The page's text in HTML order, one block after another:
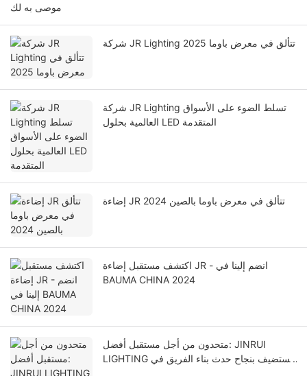
موصى به لك
شركة JR Lighting تتألق في معرض باوما 2025
شركة JR Lighting تسلط الضوء على الأسواق
العالمية بحلول LED المتقدمة
إضاءة JR تتألق في معرض باوما بالصين 2024
اكتشف مستقبل إضاءة JR - انضم إلينا في
BAUMA CHINA 2024
متحدون من أجل مستقبل أفضل: JINRUI
LIGHTING تستضيف بنجاح حدث بناء الفريق في